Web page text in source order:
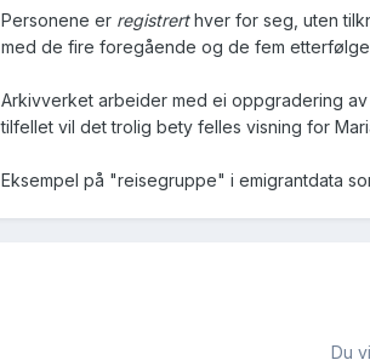
Personene er registrerthver for seg, uten
med de fire foregående og de fem
Arkivverket arbeider med ei oppgradering
tilfellet vil det trolig bety felles visning for
Eksempel på "reisegruppe" i emigrantdata
Du